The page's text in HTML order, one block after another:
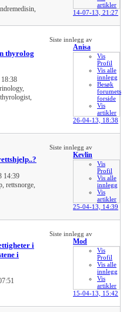
artikler
14-07-13, 21:27
thyrolog
Siste innlegg av
Anisa
Vis
Profil
Vis alle
innlegg
Besøk
forumets
forside
Vis
artikler
26-04-13, 18:38
14:39
Siste innlegg av
Kevlin
Vis
Profil
Vis alle
innlegg
Vis
artikler
25-04-13, 14:39
i
i
Siste innlegg av
Mod
Vis
Profil
Vis alle
innlegg
Vis
artikler
15-04-13, 15:42